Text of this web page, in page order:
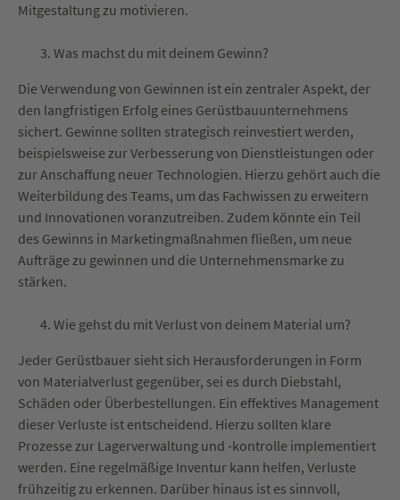
Mitgestaltung zu motivieren.
Was machst du mit deinem Gewinn?
Die Verwendung von Gewinnen ist ein zentraler Aspekt, der
den langfristigen Erfolg eines Gerüstbauunternehmens
sichert. Gewinne sollten strategisch reinvestiert werden,
beispielsweise zur Verbesserung von Dienstleistungen oder
zur Anschaffung neuer Technologien. Hierzu gehört auch die
Weiterbildung des Teams, um das Fachwissen zu erweitern
und Innovationen voranzutreiben. Zudem könnte ein Teil
des Gewinns in Marketingmaßnahmen fließen, um neue
Aufträge zu gewinnen und die Unternehmensmarke zu
stärken.
Wie gehst du mit Verlust von deinem Material um?
Jeder Gerüstbauer sieht sich Herausforderungen in Form
von Materialverlust gegenüber, sei es durch Diebstahl,
Schäden oder Überbestellungen. Ein effektives Management
dieser Verluste ist entscheidend. Hierzu sollten klare
Prozesse zur Lagerverwaltung und -kontrolle implementiert
werden. Eine regelmäßige Inventur kann helfen, Verluste
frühzeitig zu erkennen. Darüber hinaus ist es sinnvoll,